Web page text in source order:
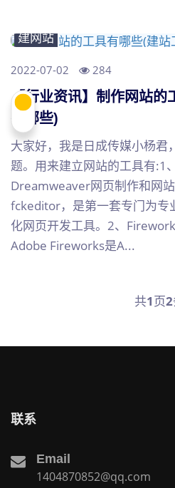
建网站
2022-07-02 284
【行业资讯】制作网站的
有哪些)
大家好，我是日成传媒小杨君
题。用来建立网站的工具有:1
Dreamweaver网页制作和网
fckeditor，是第一套专门为专
化网页开发工具。2、
Adobe Fireworks是A...
共1页2
联系
Email
1404870852@qq.com